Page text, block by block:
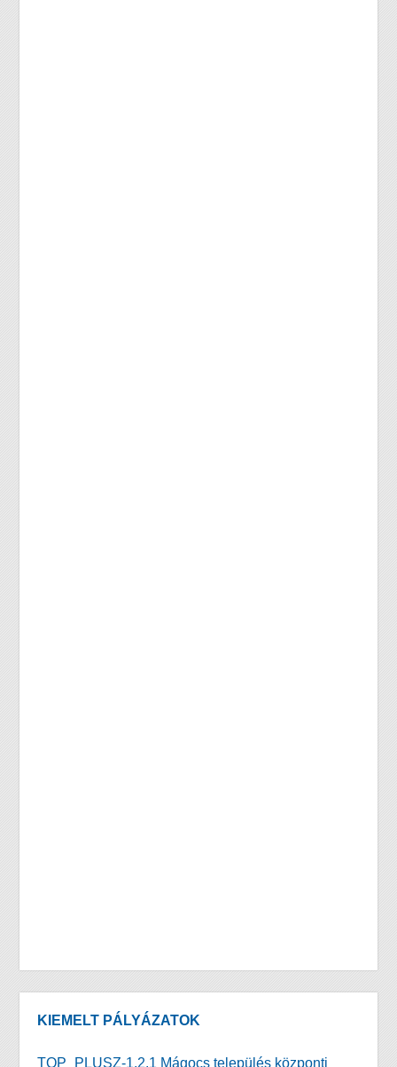
KIEMELT PÁLYÁZATOK
TOP_PLUSZ-1.2.1 Mágocs település központi